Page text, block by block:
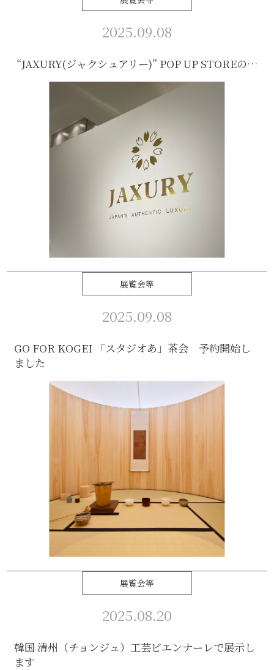
2025.09.08
“JAXURY(ジャクシュアリー)” POP UP STOREの…
展覧会等
2025.09.08
GO FOR KOGEI 「スタジオあ」茶会 予約開始し
ました
展覧会等
2025.08.20
韓国 清州（チョンジュ）工芸ビエンナーレで展示し
ます